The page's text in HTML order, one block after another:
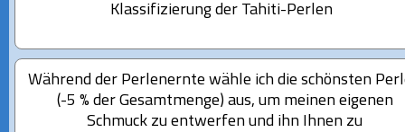
Klassifizierung der Tahiti-Perlen
Während der Perlenernte wähle ich die schönsten
(-5 % der Gesamtmenge) aus, um meinen eigenen
Schmuck zu entwerfen und ihn Ihnen zu